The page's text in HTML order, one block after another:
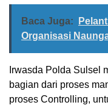
Baca Juga:
Organisasi
Irwasda Polda Sulsel
bagian dari proses
proses Controlling,